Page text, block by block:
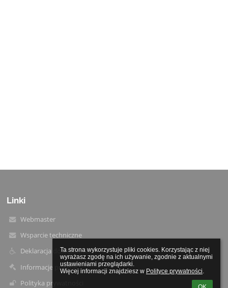
Ta strona wykorzystuje pliki cookies. Korzystając z niej
wyrażasz zgodę na ich używanie, zgodnie z aktualnymi
ustawieniami przeglądarki.
Więcej informacji znajdziesz w Polityce prywatności.
Linki
Webmaster
Wsparcie techniczne
Deklaracja dostępności
Informacje prawne
Polityka prywatności